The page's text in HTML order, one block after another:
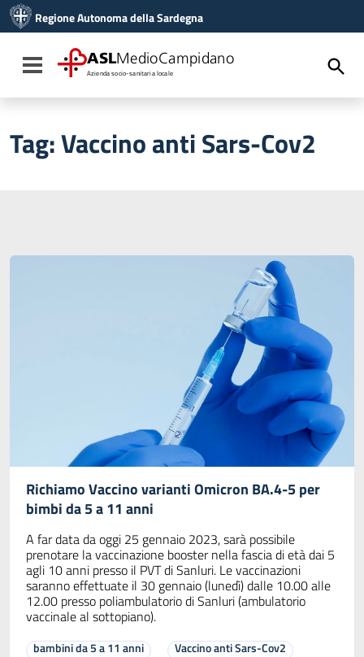
Vai al menu di navigazione
Vai al footer
Regione Autonoma della Sardegna
Toggle navigation
ASLMedioCampidano
Azienda socio-sanitaria locale
Tag:Vaccino anti Sars-Cov2
Richiamo Vaccino varianti Omicron BA.4-5 per
bimbi da 5 a 11 anni
A far data da oggi 25 gennaio 2023, sarà possibile
prenotare la vaccinazione booster nella fascia di età dai 5
agli 10 anni presso il PVT di Sanluri. Le vaccinazioni
saranno effettuate il 30 gennaio (lunedì) dalle 10.00 alle
12.00 presso poliambulatorio di Sanluri (ambulatorio
vaccinale al sottopiano).
bambini da 5 a 11 anni
Vaccino anti Sars-Cov2